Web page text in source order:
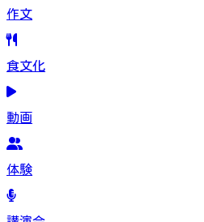
作文
食文化
動画
体験